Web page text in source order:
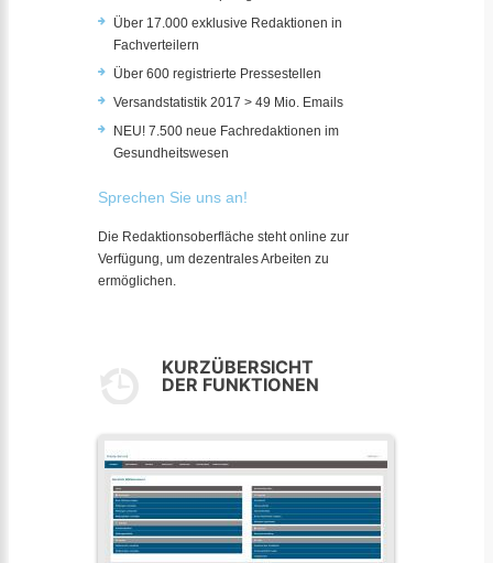
Über 17.000 exklusive Redaktionen in
Fachverteilern
Über 600 registrierte Pressestellen
Versandstatistik 2017 > 49 Mio. Emails
NEU! 7.500 neue Fachredaktionen im
Gesundheitswesen
Sprechen Sie uns an!
Die Redaktionsoberfläche steht online zur
Verfügung, um dezentrales Arbeiten zu
ermöglichen.
KURZÜBERSICHT
DER FUNKTIONEN